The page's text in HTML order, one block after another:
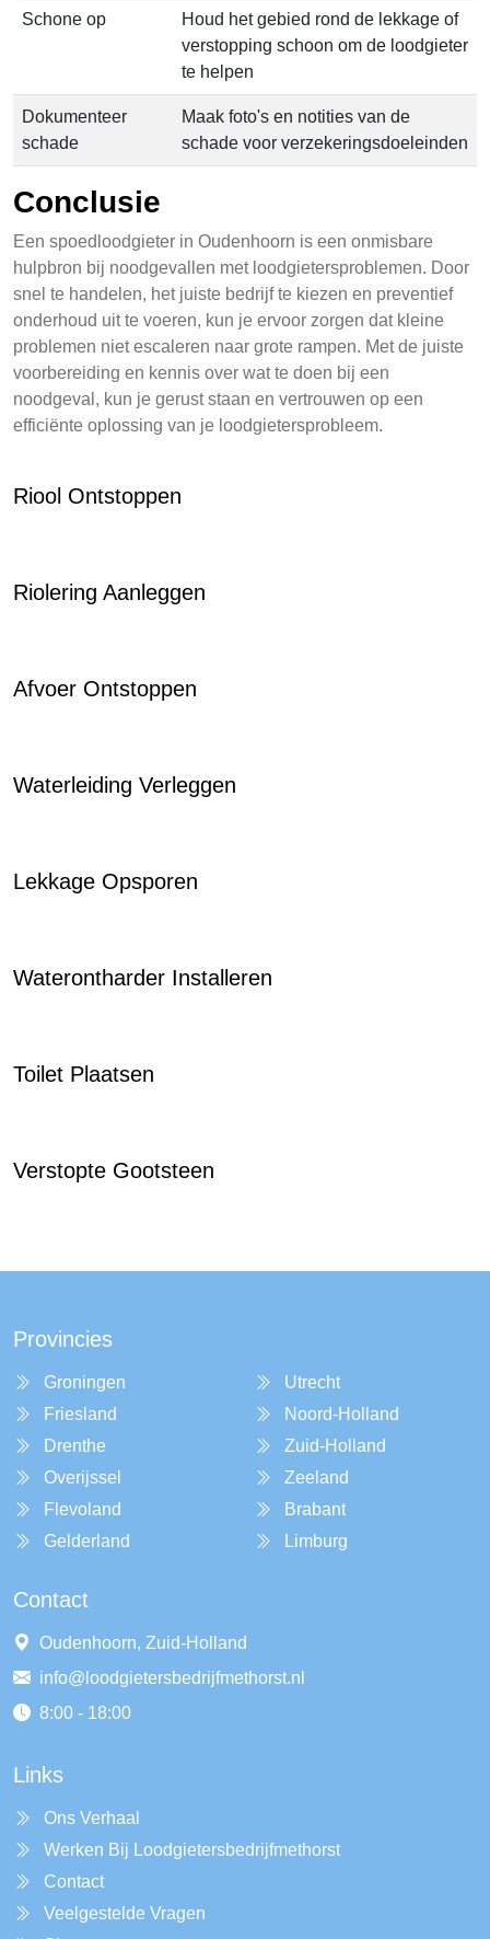
Schone op
Houd het gebied rond de lekkage of
verstopping schoon om de loodgieter
te helpen
Dokumenteer
schade
Maak foto's en notities van de
schade voor verzekeringsdoeleinden
Conclusie
Een spoedloodgieter in Oudenhoorn is een onmisbare
hulpbron bij noodgevallen met loodgietersproblemen. Door
snel te handelen, het juiste bedrijf te kiezen en preventief
onderhoud uit te voeren, kun je ervoor zorgen dat kleine
problemen niet escaleren naar grote rampen. Met de juiste
voorbereiding en kennis over wat te doen bij een
noodgeval, kun je gerust staan en vertrouwen op een
efficiënte oplossing van je loodgietersprobleem.
Riool Ontstoppen
Riolering Aanleggen
Afvoer Ontstoppen
Waterleiding Verleggen
Lekkage Opsporen
Waterontharder Installeren
Toilet Plaatsen
Verstopte Gootsteen
Provincies
Groningen
Friesland
Drenthe
Overijssel
Flevoland
Gelderland
Utrecht
Noord-Holland
Zuid-Holland
Zeeland
Brabant
Limburg
Contact
Oudenhoorn, Zuid-Holland
info@loodgietersbedrijfmethorst.nl
8:00 - 18:00
Links
Ons Verhaal
Werken Bij Loodgietersbedrijfmethorst
Contact
Veelgestelde Vragen